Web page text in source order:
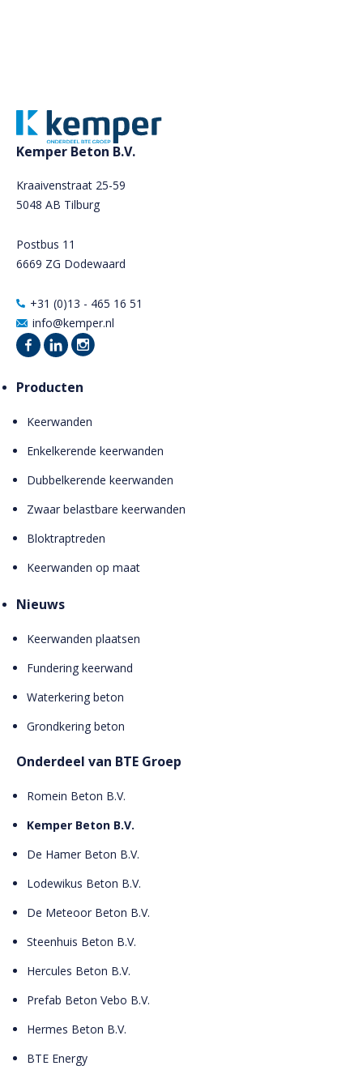
Kemper Beton B.V.
Kraaivenstraat 25-59
5048 AB Tilburg
Postbus 11
6669 ZG Dodewaard
+31 (0)13 - 465 16 51
info@kemper.nl
Producten
Keerwanden
Enkelkerende keerwanden
Dubbelkerende keerwanden
Zwaar belastbare keerwanden
Bloktraptreden
Keerwanden op maat
Nieuws
Keerwanden plaatsen
Fundering keerwand
Waterkering beton
Grondkering beton
Onderdeel van BTE Groep
Romein Beton B.V.
Kemper Beton B.V.
De Hamer Beton B.V.
Lodewikus Beton B.V.
De Meteoor Beton B.V.
Steenhuis Beton B.V.
Hercules Beton B.V.
Prefab Beton Vebo B.V.
Hermes Beton B.V.
BTE Energy